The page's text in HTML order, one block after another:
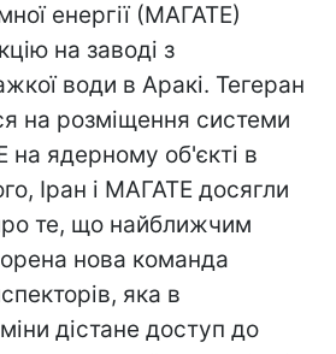
енергії (МАГАТЕ)
на заводі з
води в Аракі. Тегеран
на розміщення системи
на ядерному об'єкті в
Іран і МАГАТЕ досягли
те, що найближчим
нова команда
яка в
дістане доступ до